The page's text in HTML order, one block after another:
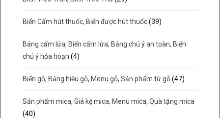
Biển Cấm hút thuốc, Biển được hút thuốc (39)
Bảng cấm lửa, Biển cấm lửa, Bảng chú ý an toàn, Biển
chú ý hỏa hoạn (4)
Biển gỗ, Bảng hiệu gỗ, Menu gỗ, Sản phẩm từ gỗ (47)
Sản phẩm mica, Giá kệ mica, Menu mica, Quà tặng mica
(40)